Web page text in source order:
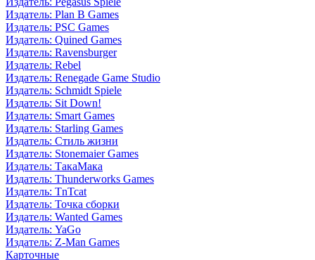
Издатель: Plan B Games
Издатель: PSC Games
Издатель: Quined Games
Издатель: Ravensburger
Издатель: Rebel
Издатель: Renegade Game Studio
Издатель: Schmidt Spiele
Издатель: Sit Down!
Издатель: Smart Games
Издатель: Starling Games
Издатель: Стиль жизни
Издатель: Stonemaier Games
Издатель: ТакаМака
Издатель: Thunderworks Games
Издатель: TnTcat
Издатель: Точка сборки
Издатель: Wanted Games
Издатель: YaGo
Издатель: Z-Man Games
Карточные